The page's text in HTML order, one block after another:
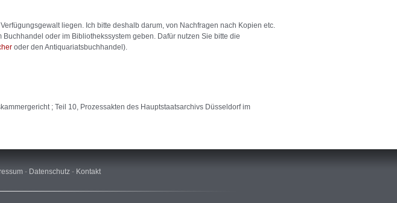
liegen. Ich bitte deshalb darum, von Nachfragen nach Kopien etc.
oder im Bibliothekssystem geben. Dafür nutzen Sie bitte die
oder den Antiquariatsbuchhandel).
; Teil 10, Prozessakten des Hauptstaatsarchivs Düsseldorf im
- Datenschutz - Kontakt